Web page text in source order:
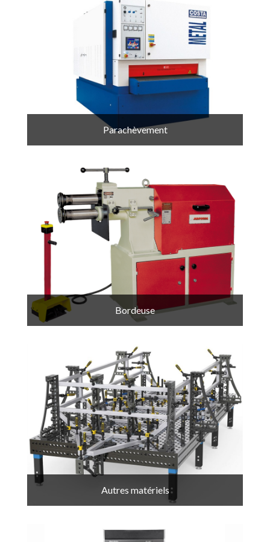
Parachèvement
Bordeuse
Autres matériels